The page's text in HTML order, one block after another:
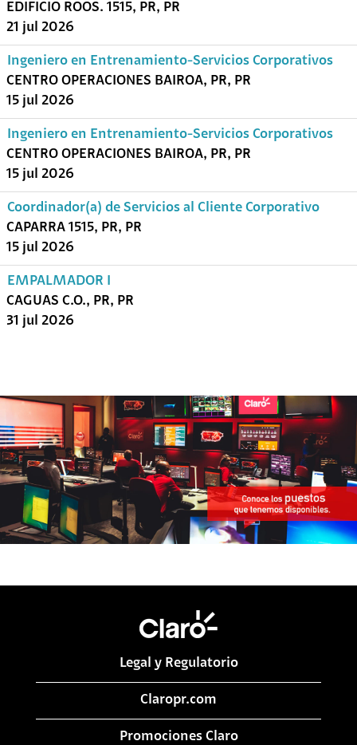
EDIFICIO ROOS. 1515, PR, PR
21 jul 2026
Ingeniero en Entrenamiento-Servicios Corporativos
CENTRO OPERACIONES BAIROA, PR, PR
15 jul 2026
Ingeniero en Entrenamiento-Servicios Corporativos
CENTRO OPERACIONES BAIROA, PR, PR
15 jul 2026
Coordinador(a) de Servicios al Cliente Corporativo
CAPARRA 1515, PR, PR
15 jul 2026
EMPALMADOR I
CAGUAS C.O., PR, PR
31 jul 2026
Legal y Regulatorio
Claropr.com
Promociones Claro